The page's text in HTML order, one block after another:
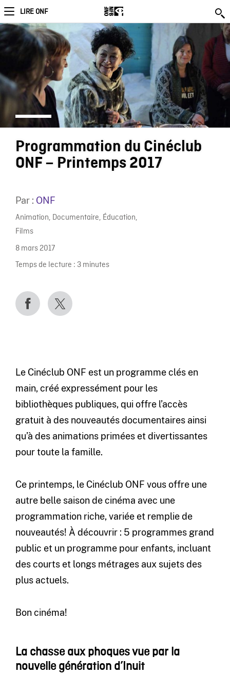
LIRE ONF
Programmation du Cinéclub
ONF – Printemps 2017
Par : ONF
Animation, Documentaire, Éducation,
Films
8 mars 2017
Temps de lecture : 3 minutes
Le Cinéclub ONF est un programme clés en
main, créé expressément pour les
bibliothèques publiques, qui offre l’accès
gratuit à des nouveautés documentaires ainsi
qu’à des animations primées et divertissantes
pour toute la famille.
Ce printemps, le Cinéclub ONF vous offre une
autre belle saison de cinéma avec une
programmation riche, variée et remplie de
nouveautés! À découvrir : 5 programmes grand
public et un programme pour enfants, incluant
des courts et longs métrages aux sujets des
plus actuels.
Bon cinéma!
La chasse aux phoques vue par la
nouvelle génération d’Inuit